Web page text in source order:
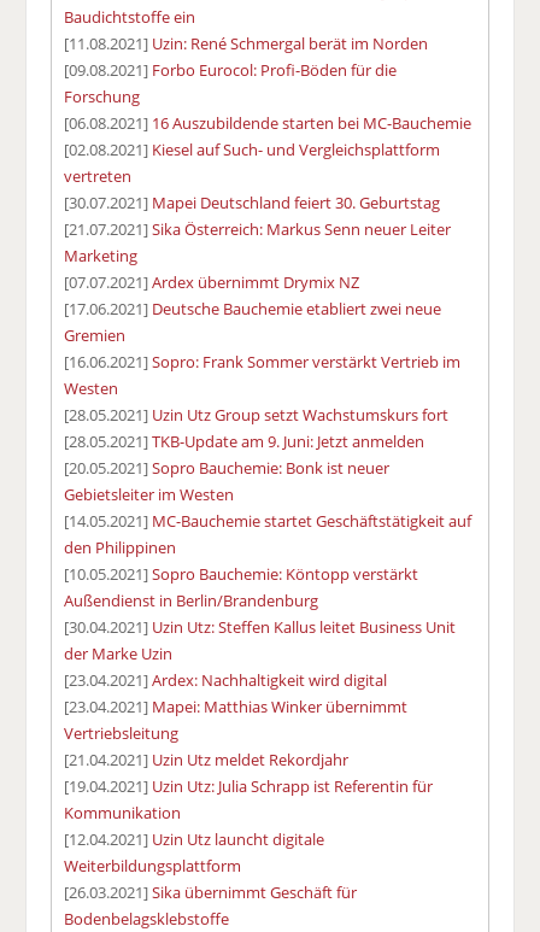
Baudichtstoffe ein
[11.08.2021] Uzin: René Schmergal berät im Norden
[09.08.2021] Forbo Eurocol: Profi-Böden für die
Forschung
[06.08.2021] 16 Auszubildende starten bei MC-Bauchemie
[02.08.2021] Kiesel auf Such- und Vergleichsplattform
vertreten
[30.07.2021] Mapei Deutschland feiert 30. Geburtstag
[21.07.2021]Sika Österreich: Markus Senn neuer Leiter
Marketing
[07.07.2021]Ardex übernimmt Drymix NZ
[17.06.2021] Deutsche Bauchemie etabliert zwei neue
Gremien
[16.06.2021]Sopro: Frank Sommer verstärkt Vertrieb im
Westen
[28.05.2021] Uzin Utz Group setzt Wachstumskurs fort
[28.05.2021]TKB-Update am 9. Juni: Jetzt anmelden
[20.05.2021]Sopro Bauchemie: Bonk ist neuer
Gebietsleiter im Westen
[14.05.2021] MC-Bauchemie startet Geschäftstätigkeit auf
den Philippinen
[10.05.2021]Sopro Bauchemie: Köntopp verstärkt
Außendienst in Berlin/Brandenburg
[30.04.2021] Uzin Utz: Steffen Kallus leitet Business Unit
der Marke Uzin
[23.04.2021]Ardex: Nachhaltigkeit wird digital
[23.04.2021] Mapei: Matthias Winker übernimmt
Vertriebsleitung
[21.04.2021] Uzin Utz meldet Rekordjahr
[19.04.2021] Uzin Utz: Julia Schrapp ist Referentin für
Kommunikation
[12.04.2021] Uzin Utz launcht digitale
Weiterbildungsplattform
[26.03.2021]Sika übernimmt Geschäft für
Bodenbelagsklebstoffe